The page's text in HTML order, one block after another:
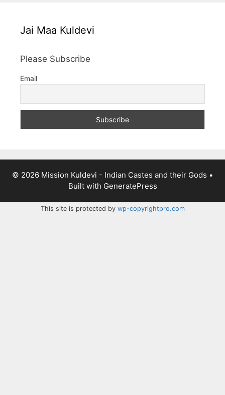
Jai Maa Kuldevi
Please Subscribe
Email
© 2026 Mission Kuldevi - Indian Castes and their Gods •
Built with GeneratePress
This site is protected by wp-copyrightpro.com